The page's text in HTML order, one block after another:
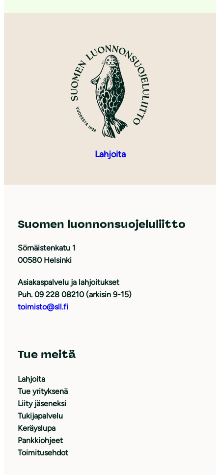
Lahjoita
Suomen luonnonsuojeluliitto
Sörnäistenkatu 1
00580 Helsinki
Asiakaspalvelu ja lahjoitukset
Puh. 09 228 08210 (arkisin 9-15)
toimisto@sll.fi
Tue meitä
Lahjoita
Tue yrityksenä
Liity jäseneksi
Tukijapalvelu
Keräyslupa
Pankkiohjeet
Toimitusehdot